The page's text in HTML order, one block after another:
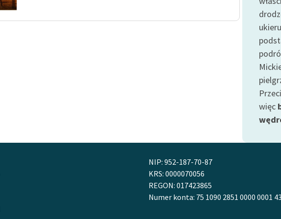
więc
NIP: 952-187-70-87
KRS: 0000070056
REGON: 017423865
Numer konta: 75 1090 2851 0000 0001